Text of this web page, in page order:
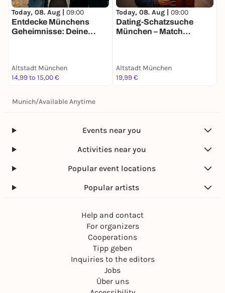
Today, 08. Aug | 09:00
Entdecke Münchens
Geheimnisse: Deine
Altstadt München
14,99 to 15,00 €
Today, 08. Aug | 09:00
Dating-Schatzsuche
München – Match
Altstadt München
19,99 €
Munich/Available Anytime
Events near you
Activities near you
Popular event locations
Popular artists
Help and contact
For organizers
Cooperations
Tipp geben
Inquiries to the editors
Jobs
Über uns